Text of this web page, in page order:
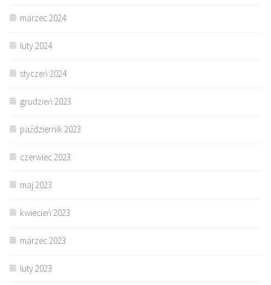
marzec 2024
luty 2024
styczeń 2024
grudzień 2023
październik 2023
czerwiec 2023
maj 2023
kwiecień 2023
marzec 2023
luty 2023